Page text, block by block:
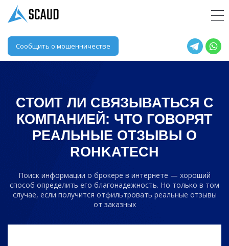
Сообщить о мошенничестве
СТОИТ ЛИ СВЯЗЫВАТЬСЯ С
КОМПАНИЕЙ: ЧТО ГОВОРЯТ
РЕАЛЬНЫЕ ОТЗЫВЫ О
ROHKATECH
Поиск информации о брокере в интернете — хороший
способ определить его благонадежность. Но только в том
случае, если получится отфильтровать реальные отзывы
от заказных